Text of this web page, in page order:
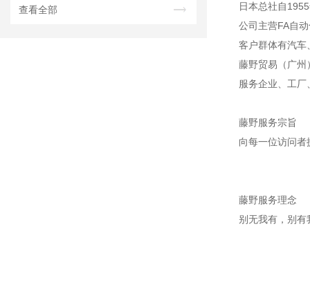
查看全部
日本总社自
公司主营FA自
客户群体有汽车
藤野贸易（广州
服务企业、工
藤野服务宗旨
向每一位访问
藤野服务理念
别无我有，别